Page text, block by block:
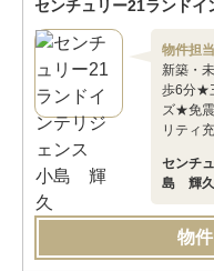
センチュリー21ランドイ
物件担
新築・
歩6分★
ズ★免
リティ
センチ
島 輝久
物